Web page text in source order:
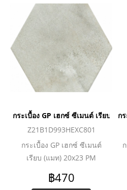
กระเบื้อง GP เฮกซ์ ซีเมนต์ เรียบ (แ
Z21B1D993HEXC801
กระเบื้อง GP เฮกซ์ ซีเมนต์
เรียบ (แมท) 20x23 PM
฿470
ก